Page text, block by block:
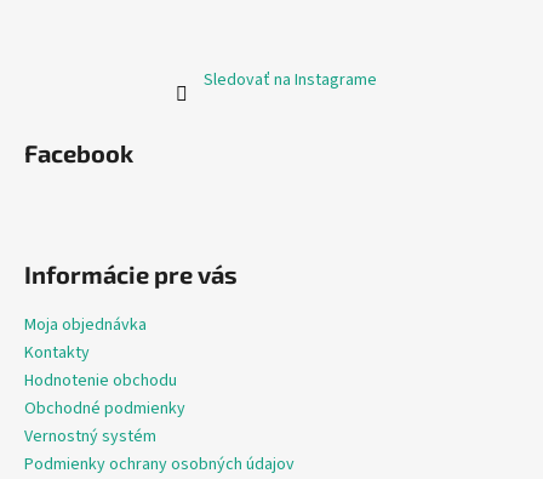
Sledovať na Instagrame
Facebook
Informácie pre vás
Moja objednávka
Kontakty
Hodnotenie obchodu
Obchodné podmienky
Vernostný systém
Podmienky ochrany osobných údajov